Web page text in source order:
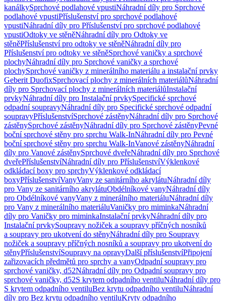
kanálkySprchové podlahové vpustiNáhradní díly pro Sprchové
podlahové vpustiPříslušenství pro sprchové podlahové
vpustiNáhradní díly pro Příslušenství pro sprchové podlahové
vpustiOdtoky ve stěněNáhradní díly pro Odtoky ve
stěněPříslušenství pro odtoky ve stěněNáhradní díly pro
Příslušenství pro odtoky ve stěněSprchové vaničky a sprchové
plochyNáhradní díly pro Sprchové vaničky a sprchové
plochySprchové vaničky z minerálního materiálu a instalační prvky
Geberit DuofixSprchovací plochy z minerálních materiálůNáhradní
díly pro Sprchovací plochy z minerálních materiálůInstalační
prvkyNáhradní díly pro Instalační prvkySpecifické sprchové
odpadní soupravyNáhradní díly pro Specifické sprchové odpadní
soupravyPříslušenstvíSprchové zástěnyNáhradní díly pro Sprchové
zástěnySprchové zástěnyNáhradní díly pro Sprchové zástěnyPevné
boční sprchové stěny pro sprchu Walk-InNáhradní díly pro Pevné
boční sprchové stěny pro sprchu Walk-InVanové zástěnyNáhradní
díly pro Vanové zástěnySprchové dveřeNáhradní díly pro Sprchové
dveřePříslušenstvíNáhradní díly pro PříslušenstvíVýklenkové
odkládací boxy pro sprchyVýklenkové odkládací
boxyPříslušenstvíVanyVany ze sanitárního akrylátuNáhradní díly
pro Vany ze sanitárního akrylátuObdélníkové vanyNáhradní díly
pro Obdélníkové vanyVany z minerálního materiáluNáhradní díly
pro Vany z minerálního materiáluVaničky pro miminkaNáhradní
díly pro Vaničky pro miminkaInstalační prvkyNáhradní díly pro
Instalační prvkySoupravy nožiček a soupravy příčných nosníků
a soupravy pro ukotvení do stěnyNáhradní díly pro Soupravy
nožiček a soupravy příčných nosníků a soupravy pro ukotvení do
stěnyPříslušenstvíSoupravy na opravyDalší příslušenstvíPřipojení
zařizovacích předmětů pro sprchy a vanyOdpadní soupravy pro
sprchové vaničky, d52Náhradní díly pro Odpadní soupravy pro
sprchové vaničky, d52S krytem odpadního ventiluNáhradní díly pro
S krytem odpadního ventiluBez krytu odpadního ventiluNáhradní
díly pro Bez krytu odpadního ventiluKryty odpadního